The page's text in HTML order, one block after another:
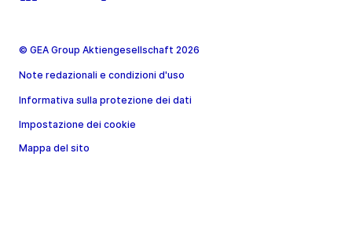
© GEA Group Aktiengesellschaft 2026
Note redazionali e condizioni d'uso
Informativa sulla protezione dei dati
Impostazione dei cookie
Mappa del sito